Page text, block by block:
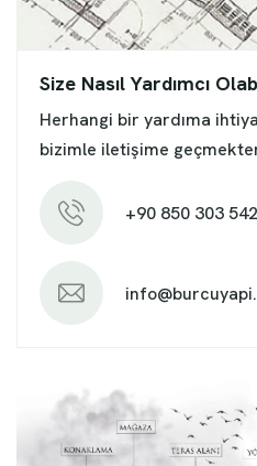
Size Nasıl Yardımcı
Herhangi bir yardıma
bizimle iletişime
+90 850 303